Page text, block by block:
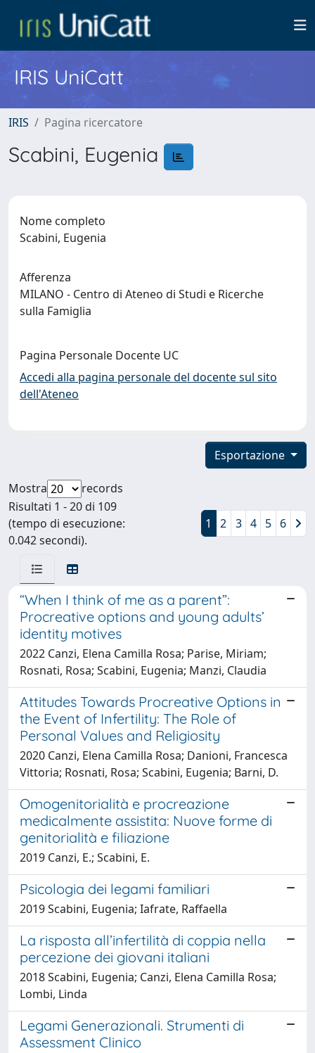
IRIS UniCatt
IRIS Pagina ricercatore
Scabini, Eugenia
Nome completo
Scabini, Eugenia
Afferenza
MILANO - Centro di Ateneo di Studi e Ricerche
sulla Famiglia
Pagina Personale Docente UC
Accedi alla pagina personale del docente sul sito
dell'Ateneo
Esportazione
Mostra
records
Risultati 1 - 20 di 109
(tempo di esecuzione:
0.042 secondi).
1 2 3 4 5 6
“When I think of me as a parent”:
Procreative options and young adults’
identity motives
2022 Canzi, Elena Camilla Rosa; Parise, Miriam;
Rosnati, Rosa; Scabini, Eugenia; Manzi, Claudia
Attitudes Towards Procreative Options in
the Event of Infertility: The Role of
Personal Values and Religiosity
2020 Canzi, Elena Camilla Rosa; Danioni, Francesca
Vittoria; Rosnati, Rosa; Scabini, Eugenia; Barni, D.
Omogenitorialità e procreazione
medicalmente assistita: Nuove forme di
genitorialità e filiazione
2019 Canzi, E.; Scabini, E.
Psicologia dei legami familiari
2019 Scabini, Eugenia; Iafrate, Raffaella
La risposta all’infertilità di coppia nella
percezione dei giovani italiani
2018 Scabini, Eugenia; Canzi, Elena Camilla Rosa;
Lombi, Linda
Legami Generazionali. Strumenti di
Assessment Clinico